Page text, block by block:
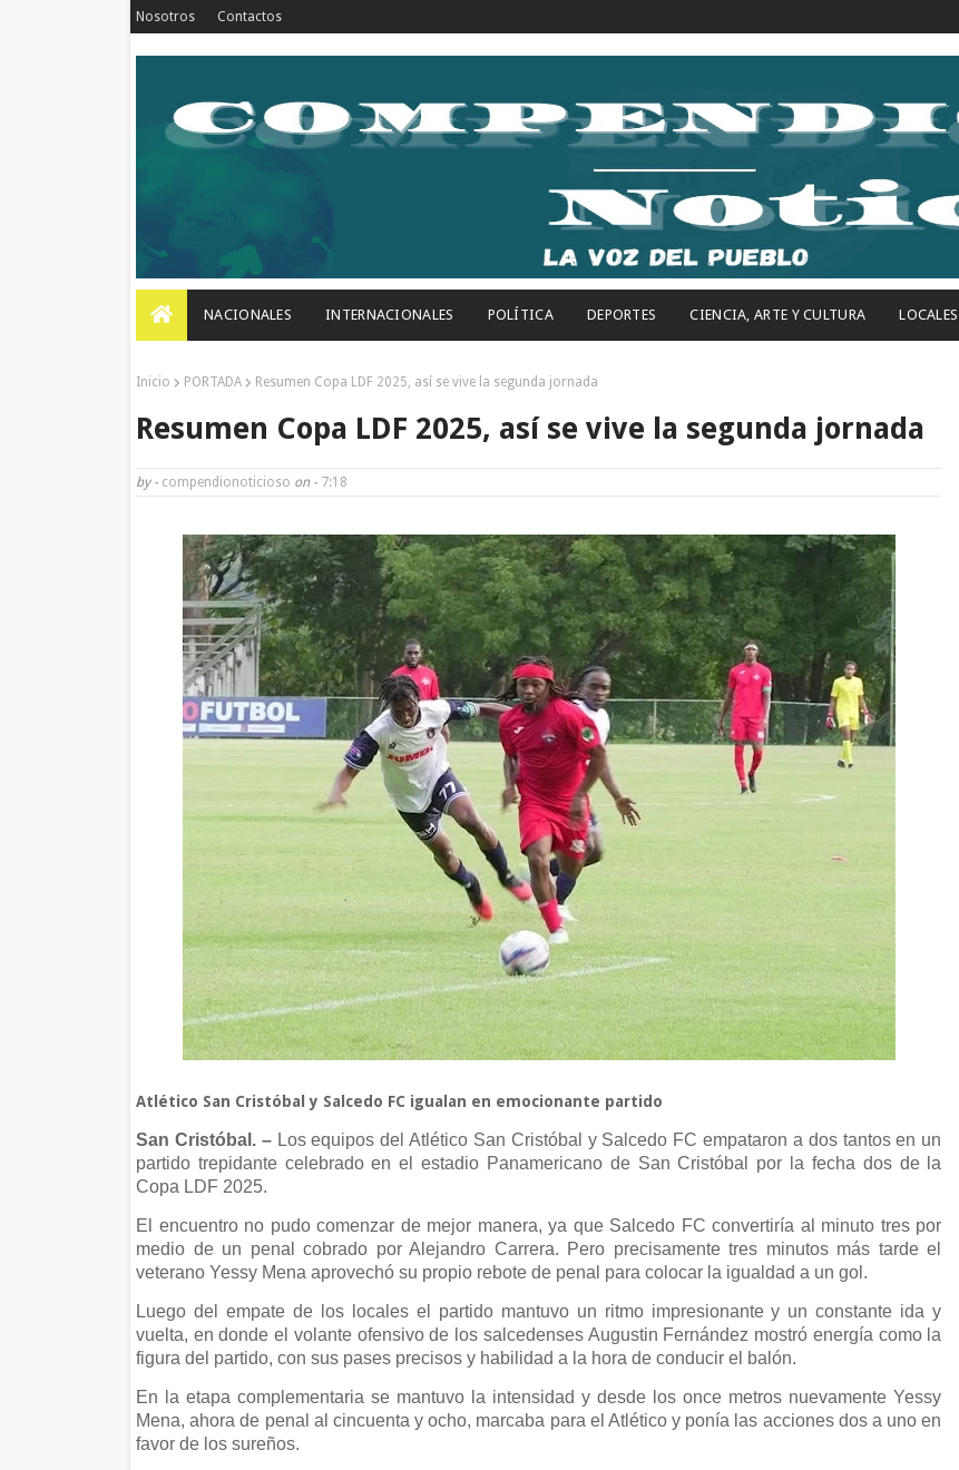
Nosotros Contactos
NACIONALES INTERNACIONALES POLÍTICA DEPORTES CIENCIA, ARTE Y CULTURA LOCALES
Inicio PORTADA Resumen Copa LDF 2025, así se vive la segunda jornada
Resumen Copa LDF 2025, así se vive la segunda jornada
by - compendionoticioso on - 7:18
Atlético San Cristóbal y Salcedo FC igualan en emocionante partido
San Cristóbal. –Los equipos del Atlético San Cristóbal y Salcedo FC empataron a dos tantos en un
partido trepidante celebrado en el estadio Panamericano de San Cristóbal por la fecha dos de la
Copa LDF 2025.
El encuentro no pudo comenzar de mejor manera, ya que Salcedo FC convertiría al minuto tres por
medio de un penal cobrado por Alejandro Carrera. Pero precisamente tres minutos más tarde el
veterano Yessy Mena aprovechó su propio rebote de penal para colocar la igualdad a un gol.
Luego del empate de los locales el partido mantuvo un ritmo impresionante y un constante ida y
vuelta, en donde el volante ofensivo de los salcedenses Augustin Fernández mostró energía como la
figura del partido, con sus pases precisos y habilidad a la hora de conducir el balón.
En la etapa complementaria se mantuvo la intensidad y desde los once metros nuevamente Yessy
Mena, ahora de penal al cincuenta y ocho, marcaba para el Atlético y ponía las acciones dos a uno en
favor de los sureños.